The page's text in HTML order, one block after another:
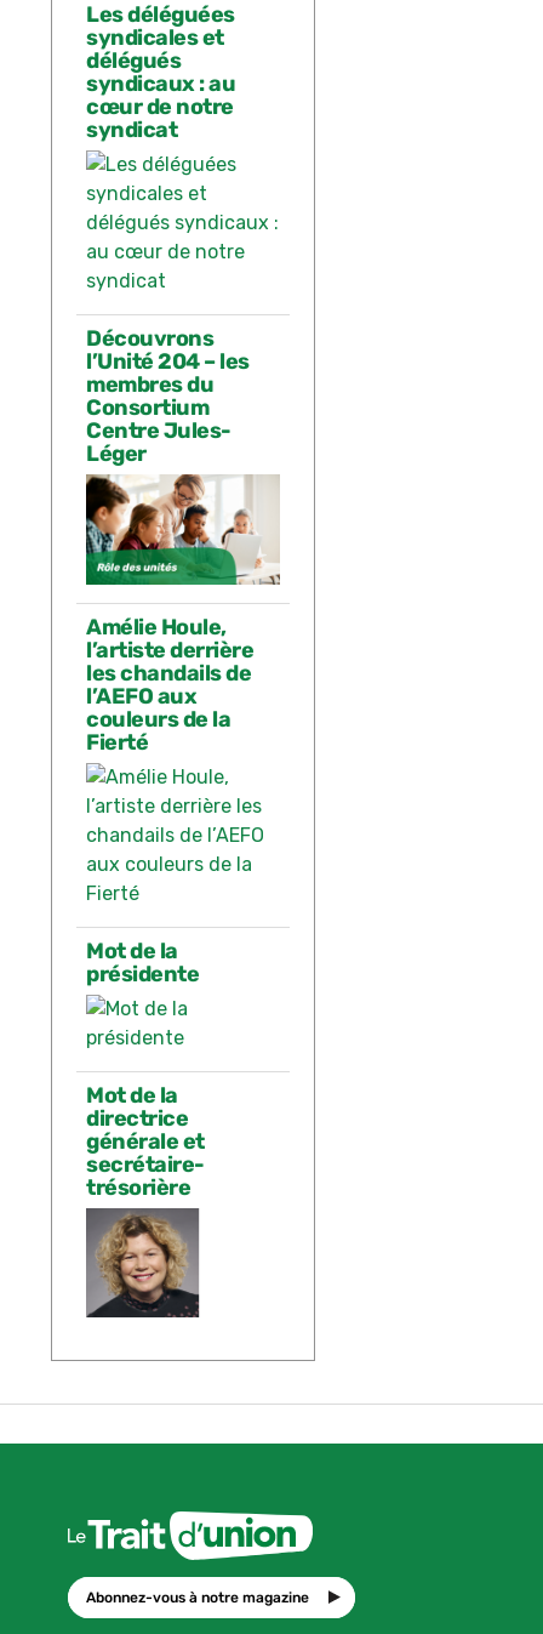
Les déléguées
syndicales et
délégués
syndicaux : au
cœur de notre
syndicat
Découvrons
l’Unité 204 – les
membres du
Consortium
Centre Jules-
Léger
Amélie Houle,
l’artiste derrière
les chandails de
l’AEFO aux
couleurs de la
Fierté
Mot de la
présidente
Mot de la
directrice
générale et
secrétaire-
trésorière
Abonnez-vous à notre magazine